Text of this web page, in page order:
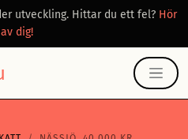
utveckling. Hittar du ett fel? Hör
av dig!